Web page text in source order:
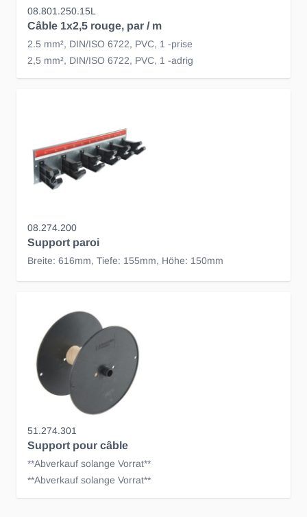
08.801.250.15L
Câble 1x2,5 rouge, par / m
2.5 mm², DIN/ISO 6722, PVC, 1 -prise
2,5 mm², DIN/ISO 6722, PVC, 1 -adrig
08.274.200
Support paroi
Breite: 616mm, Tiefe: 155mm, Höhe: 150mm
51.274.301
Support pour câble
**Abverkauf solange Vorrat**
**Abverkauf solange Vorrat**